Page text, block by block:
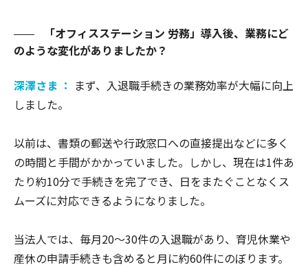
「オフィスステーション 労務」導入後、業務にど
のような変化がありましたか？
深澤さま ： まず、入退職手続きの業務効率が大幅に向上
しました。
以前は、書類の郵送や行政窓口への直接提出などに多く
の時間と手間がかかっていました。しかし、現在は1件あ
たり約10分で手続きを完了でき、日をまたぐことなくス
ムーズに対応できるようになりました。
当法人では、毎月20～30件の入退職があり、育児休業や
産休の申請手続きも含めると月に約60件にのぼります。